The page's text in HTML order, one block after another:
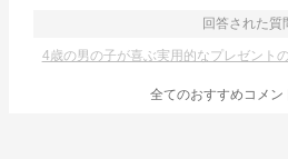
回答された質
4歳の男の子が喜ぶ実用的なプレゼント
全てのおすすめコメン